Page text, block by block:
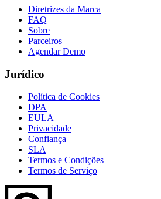
Diretrizes da Marca
FAQ
Sobre
Parceiros
Agendar Demo
Jurídico
Política de Cookies
DPA
EULA
Privacidade
Confiança
SLA
Termos e Condições
Termos de Serviço